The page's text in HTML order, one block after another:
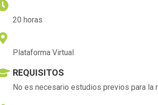
20 horas
Plataforma Virtual
REQUISITOS
No es necesario estudios previos para la